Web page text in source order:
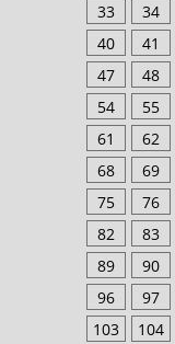
33
34
40
41
47
48
54
55
61
62
68
69
75
76
82
83
89
90
96
97
103
104